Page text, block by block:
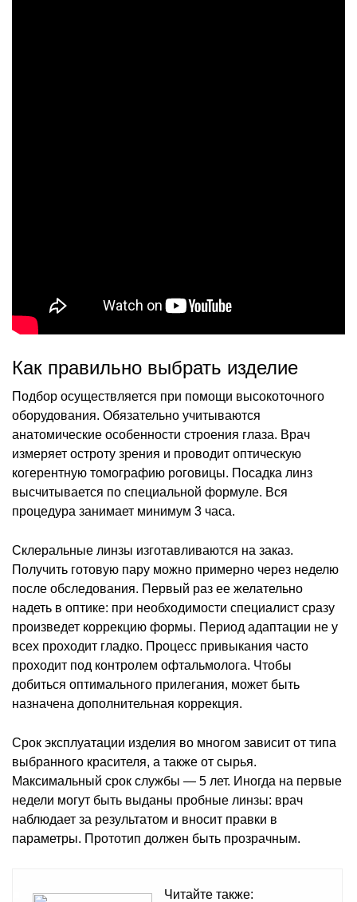
Как правильно выбрать изделие
Подбор осуществляется при помощи высокоточного
оборудования. Обязательно учитываются
анатомические особенности строения глаза. Врач
измеряет остроту зрения и проводит оптическую
когерентную томографию роговицы. Посадка линз
высчитывается по специальной формуле. Вся
процедура занимает минимум 3 часа.
Склеральные линзы изготавливаются на заказ.
Получить готовую пару можно примерно через неделю
после обследования. Первый раз ее желательно
надеть в оптике: при необходимости специалист сразу
произведет коррекцию формы. Период адаптации не у
всех проходит гладко. Процесс привыкания часто
проходит под контролем офтальмолога. Чтобы
добиться оптимального прилегания, может быть
назначена дополнительная коррекция.
Срок эксплуатации изделия во многом зависит от типа
выбранного красителя, а также от сырья.
Максимальный срок службы — 5 лет. Иногда на первые
недели могут быть выданы пробные линзы: врач
наблюдает за результатом и вносит правки в
параметры. Прототип должен быть прозрачным.
Читайте также: